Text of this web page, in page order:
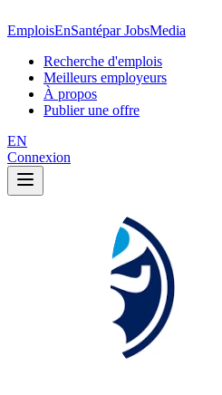
EmploisEnSantépar JobsMedia
Recherche d'emplois
Meilleurs employeurs
À propos
Publier une offre
EN
Connexion